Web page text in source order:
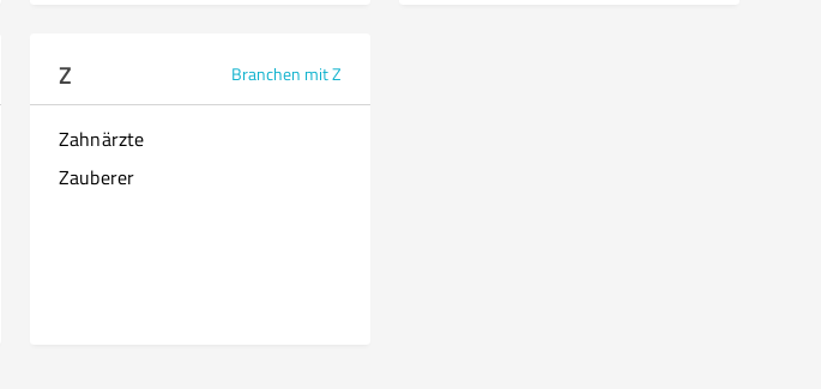
Z Branchen mit Z
Zahnärzte
Zauberer